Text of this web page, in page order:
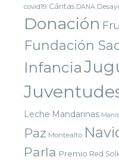
covid19 Cáritas DANA
Donación
Fundación
Infancia
Leche Mandarinas
Paz Montealto
Parla Premio Red